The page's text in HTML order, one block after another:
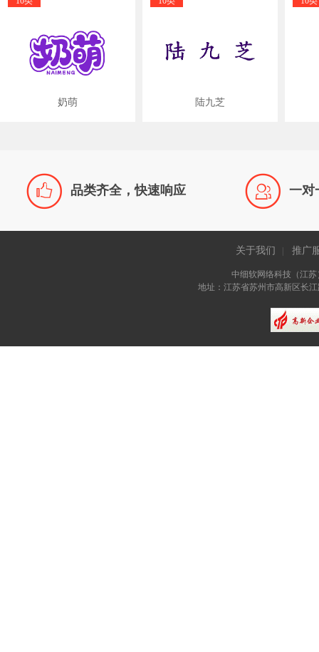
奶萌 陆九芝
 品类齐全，快速响应  一对
关于我们 推广
中细软网络科技（江
地址：江苏省苏州市高新区长